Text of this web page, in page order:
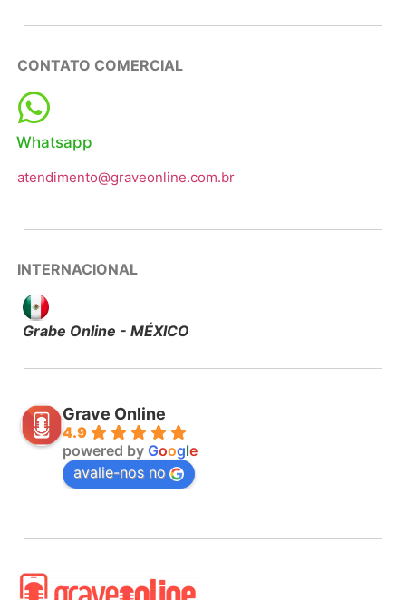
CONTATO COMERCIAL
Whatsapp
atendimento@graveonline.com.br
INTERNACIONAL
Grabe Online - MÉXICO
Grave Online
4.9
powered by Google
avalie-nos no